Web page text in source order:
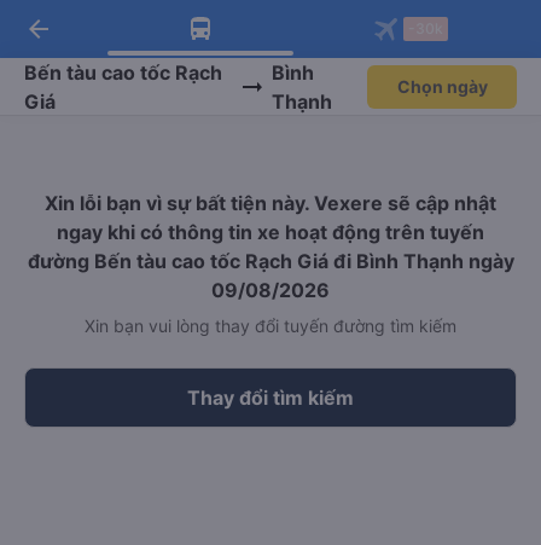
Tải app Vexere ngay!
Nhận ưu đãi thành viên độc
quyền
Mở app
Tải app Vexere
-30k/ghế khi đặt vé máy bay qua
app
Mở app
arrow_back
Bến tàu cao tốc Rạch
Giá
Bình
Thạnh
Chọn ngày
Xin lỗi bạn vì sự bất tiện này. Vexere sẽ cập nhật
ngay khi có thông tin xe hoạt động trên tuyến
đường Bến tàu cao tốc Rạch Giá đi Bình Thạnh ngày
09/08/2026
Xin bạn vui lòng thay đổi tuyến đường tìm kiếm
Thay đổi tìm kiếm